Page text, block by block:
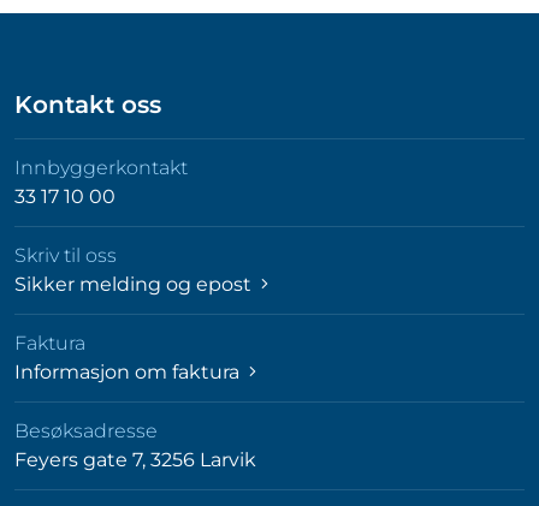
Kontakt oss
Innbyggerkontakt
33 17 10 00
Skriv til oss
Sikker melding og epost
Faktura
Informasjon om faktura
Besøksadresse
Feyers gate 7, 3256 Larvik